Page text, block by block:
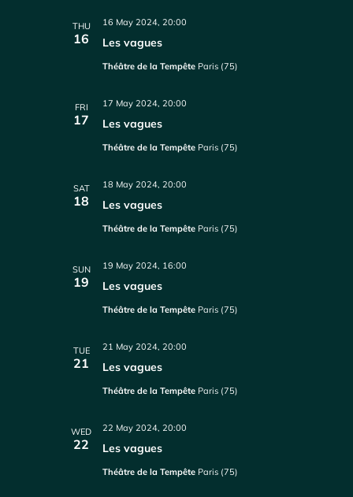
THU
16 Les vagues
16 May 2024, 20:00
Théâtre de la Tempête Paris (75)
FRI
17 Les vagues
17 May 2024, 20:00
Théâtre de la Tempête Paris (75)
SAT
18 Les vagues
18 May 2024, 20:00
Théâtre de la Tempête Paris (75)
SUN
19 Les vagues
19 May 2024, 16:00
Théâtre de la Tempête Paris (75)
TUE
21 Les vagues
21 May 2024, 20:00
Théâtre de la Tempête Paris (75)
WED
22 Les vagues
22 May 2024, 20:00
Théâtre de la Tempête Paris (75)